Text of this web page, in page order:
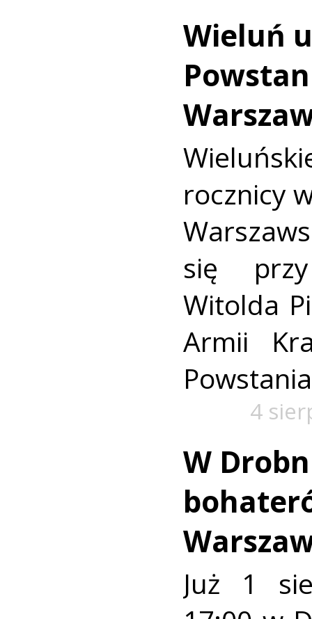
Wieluń
rocznicy
się
Witolda
Armii
4
W
Już 1